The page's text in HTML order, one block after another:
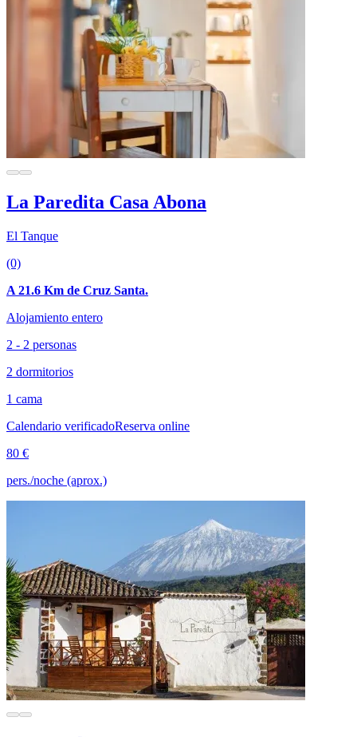
La Paredita Casa Abona
El Tanque
(0)
A 21.6 Km de Cruz Santa.
Alojamiento entero
2 - 2 personas
2 dormitorios
1 cama
Calendario verificadoReserva online
80 €
pers./noche (aprox.)